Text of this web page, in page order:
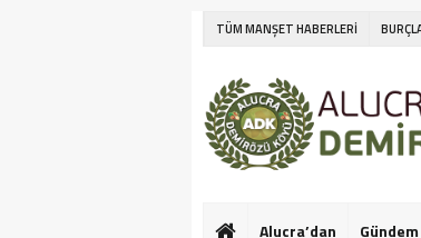
TÜM MANŞET HABERLERİ
Alucra’dan Gündem